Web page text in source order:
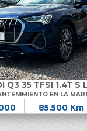
Q3 35 TFSI 1.4T S
EN LA
85.500 Km